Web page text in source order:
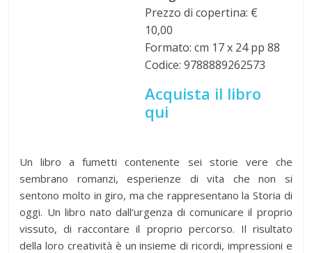
Prezzo di copertina: €
10,00
Formato: cm 17 x 24 pp 88
Codice: 9788889262573
Acquista il libro
qui
Un libro a fumetti contenente sei storie vere che
sembrano romanzi, esperienze di vita che non si
sentono molto in giro, ma che rappresentano la Storia di
oggi. Un libro nato dall’urgenza di comunicare il proprio
vissuto, di raccontare il proprio percorso. Il risultato
della loro creatività è un insieme di ricordi, impressioni e